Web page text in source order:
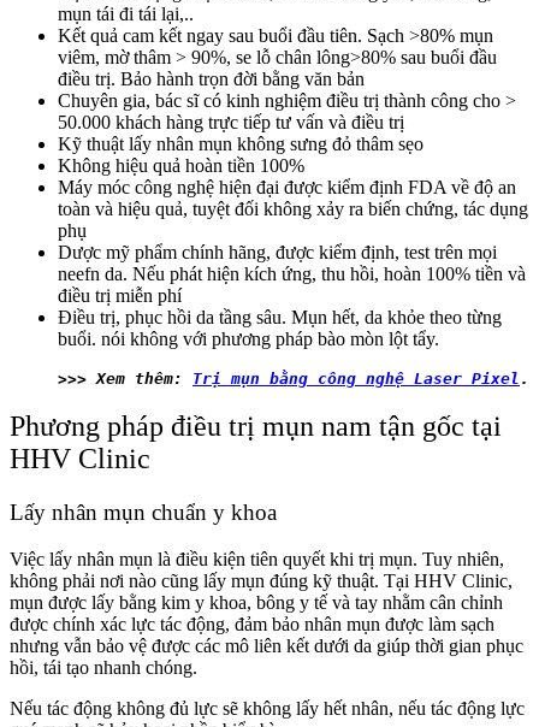
mụn tái đi tái lại,..
Kết quả cam kết ngay sau buổi đầu tiên. Sạch >80% mụn
viêm, mờ thâm > 90%, se lỗ chân lông>80% sau buổi đầu
điều trị. Bảo hành trọn đời bằng văn bản
Chuyên gia, bác sĩ có kinh nghiệm điều trị thành công cho >
50.000 khách hàng trực tiếp tư vấn và điều trị
Kỹ thuật lấy nhân mụn không sưng đỏ thâm sẹo
Không hiệu quả hoàn tiền 100%
Máy móc công nghệ hiện đại được kiểm định FDA về độ an
toàn và hiệu quả, tuyệt đối không xảy ra biến chứng, tác dụng
phụ
Dược mỹ phẩm chính hãng, được kiểm định, test trên mọi
neefn da. Nếu phát hiện kích ứng, thu hồi, hoàn 100% tiền và
điều trị miễn phí
Điều trị, phục hồi da tầng sâu. Mụn hết, da khỏe theo từng
buổi. nói không với phương pháp bào mòn lột tẩy.
>>> Xem thêm: Trị mụn bằng công nghệ Laser Pixel .
Phương pháp điều trị mụn nam tận gốc tại
HHV Clinic
Lấy nhân mụn chuẩn y khoa
Việc lấy nhân mụn là điều kiện tiên quyết khi trị mụn. Tuy nhiên,
không phải nơi nào cũng lấy mụn đúng kỹ thuật. Tại HHV Clinic,
mụn được lấy bằng kim y khoa, bông y tế và tay nhằm cân chỉnh
được chính xác lực tác động, đảm bảo nhân mụn được làm sạch
nhưng vẫn bảo vệ được các mô liên kết dưới da giúp thời gian phục
hồi, tái tạo nhanh chóng.
Nếu tác động không đủ lực sẽ không lấy hết nhân, nếu tác động lực